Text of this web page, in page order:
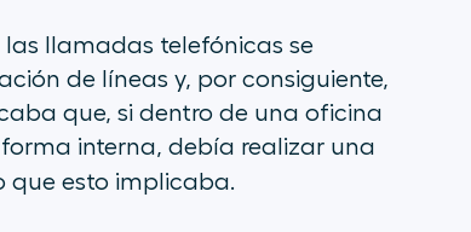
llamadas telefónicas se
de líneas y, por consiguiente,
que, si dentro de una oficina
interna, debía realizar una
que esto implicaba.